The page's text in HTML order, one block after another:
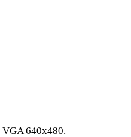
VGA 640x480.